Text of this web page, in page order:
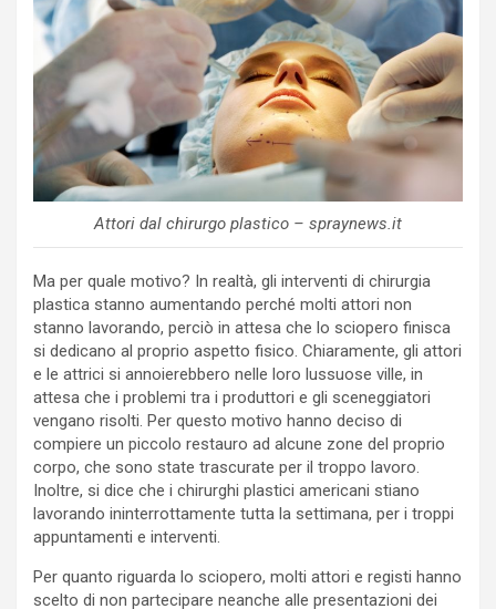
Attori dal chirurgo plastico – spraynews.it
Ma per quale motivo? In realtà, gli interventi di chirurgia
plastica stanno aumentando perché molti attori non
stanno lavorando, perciò in attesa che lo sciopero finisca
si dedicano al proprio aspetto fisico. Chiaramente, gli attori
e le attrici si annoierebbero nelle loro lussuose ville, in
attesa che i problemi tra i produttori e gli sceneggiatori
vengano risolti. Per questo motivo hanno deciso di
compiere un piccolo restauro ad alcune zone del proprio
corpo, che sono state trascurate per il troppo lavoro.
Inoltre, si dice che i chirurghi plastici americani stiano
lavorando ininterrottamente tutta la settimana, per i troppi
appuntamenti e interventi.
Per quanto riguarda lo sciopero, molti attori e registi hanno
scelto di non partecipare neanche alle presentazioni dei